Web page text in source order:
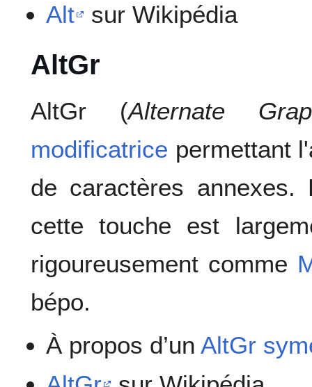
Alt
sur Wikipédia
AltGr
AltGr (Alternate
modificatrice permettant
de caractères annexes.
cette touche est
rigoureusement comme
bépo.
À propos d’unAltGr